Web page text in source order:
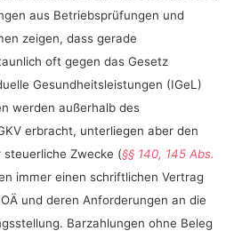
aus Betriebsprüfungen und
zeigen, dass gerade
oft gegen das Gesetz
Gesundheitsleistungen (IGeL)
werden außerhalb des
erbracht, unterliegen aber den
Zwecke (§§ 140, 145 Abs.
immer einen schriftlichen Vertrag
und deren Anforderungen an die
Barzahlungen ohne Beleg